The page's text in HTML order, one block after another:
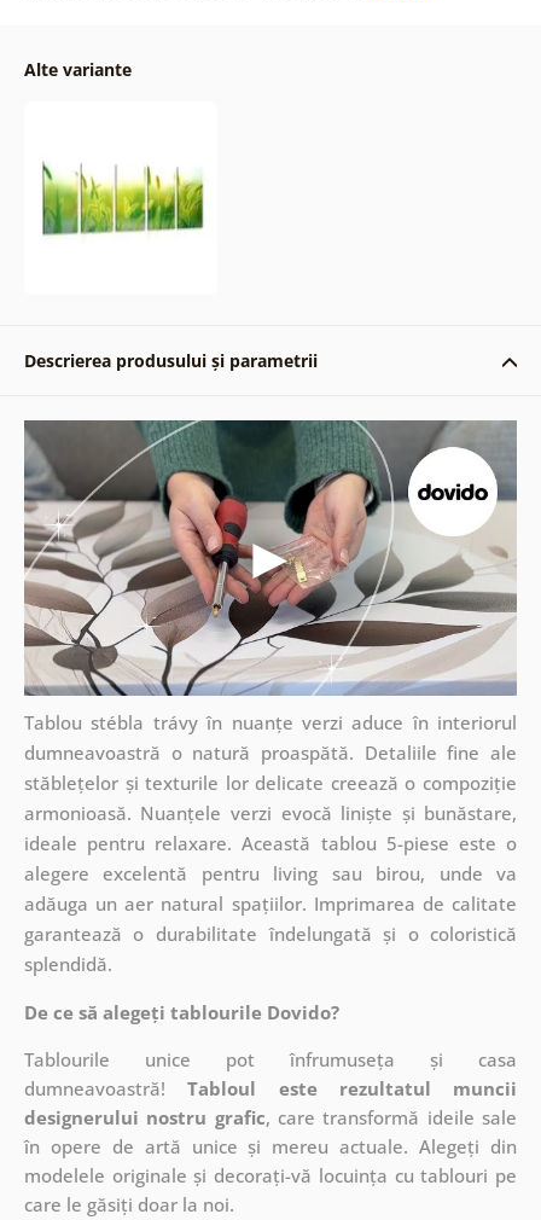
Alte variante
Descrierea produsului și parametrii
Tablou stébla trávy în nuanțe verzi aduce în interiorul
dumneavoastră o natură proaspătă. Detaliile fine ale
stăblețelor și texturile lor delicate creează o compoziție
armonioasă. Nuanțele verzi evocă liniște și bunăstare,
ideale pentru relaxare. Această tablou 5-piese este o
alegere excelentă pentru living sau birou, unde va
adăuga un aer natural spațiilor. Imprimarea de calitate
garantează o durabilitate îndelungată și o coloristică
splendidă.
De ce să alegeți tablourile Dovido?
Tablourile unice pot înfrumuseța și casa
dumneavoastră!Tabloul este rezultatul muncii
designerului nostru grafic, caretransformă ideile sale
în opere de artă unice și mereu actuale. Alegeți din
modelele originale și decorați-vă locuința cu tablouri pe
care le găsiți doar la noi.